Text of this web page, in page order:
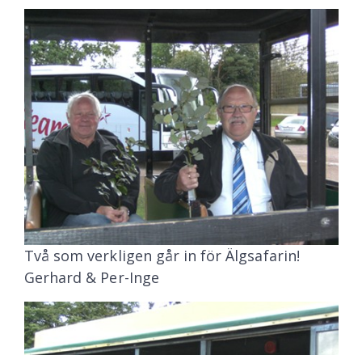
Två som verkligen går in för Älgsafarin!
Gerhard & Per-Inge